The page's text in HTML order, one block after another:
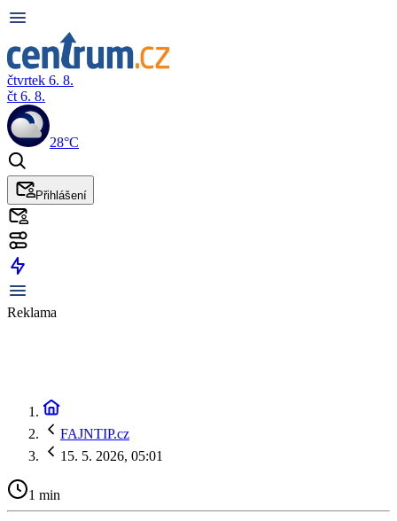
čtvrtek 6. 8.
čt 6. 8.
28°C
Přihlášení
Reklama
FAJNTIP.cz
15. 5. 2026, 05:01
1 min